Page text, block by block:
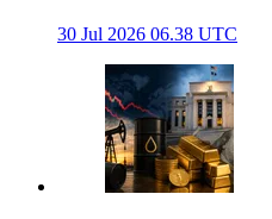
30 Jul 2026 06.38 UTC